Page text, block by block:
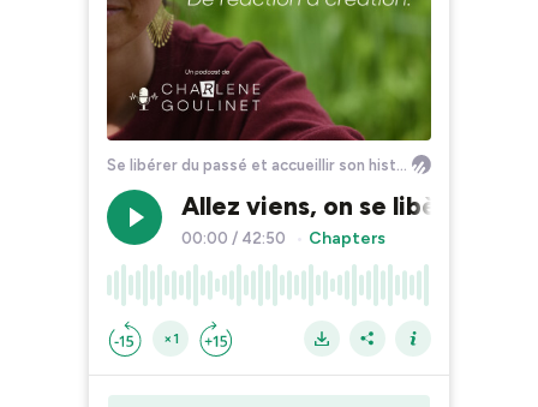
Se libérer du passé et accueillir son histoire
Allez viens, on se libère ! De
00:00 / 42:50 Chapters
×1